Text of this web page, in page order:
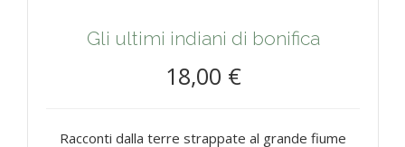
Gli ultimi indiani di bonifica
18,00 €
Racconti dalla terre strappate al grande fiume